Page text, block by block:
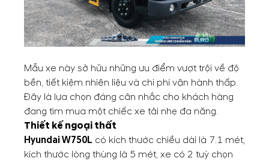
Mẫu xe này sở hữu những ưu điểm vượt trội về độ
bền, tiết kiệm nhiên liệu và chi phí vận hành thấp.
Đây là lựa chọn đáng cân nhắc cho khách hàng
đang tìm mua một chiếc xe tải nhẹ đa năng.
Thiết kế ngoại thất
Hyundai W750L có kích thước chiều dài là 7.1 mét,
kích thước lòng thùng là 5 mét, xe có 2 tuỳ chọn